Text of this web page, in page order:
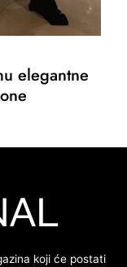
elegantne
koji će postati